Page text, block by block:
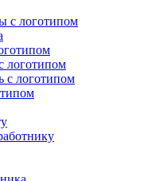
с логотипом
логотипом
с логотипом